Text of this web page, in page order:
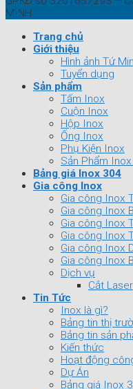
MINH
Trang chủ
Giới thiệu
Hình ảnh Tứ
Tuyển dụng
Sản phẩm
Tấm Inox
Cuộn Inox
Hộp Inox
Ống Inox
Phụ Kiện Inox
Sản Phẩm
Bảng giá Inox 304
Gia công Inox
Gia công Inox
Gia công Inox
Gia công Inox
Gia công Inox
Gia công Inox
Gia công Inox
Dịch vụ
Cắt Laser
Tin Tức
Inox là gì?
Bảng tin thị
Bảng tin sản
Kiến thức
Hoạt động
Dự Án
Bảng giá Inox